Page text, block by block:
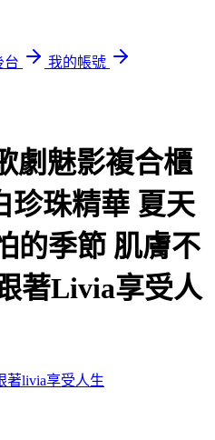
台
我的帳號
劇魅影複合櫃
珠精華 夏天
的季節 肌膚不
著Livia享受人
著livia享受人生